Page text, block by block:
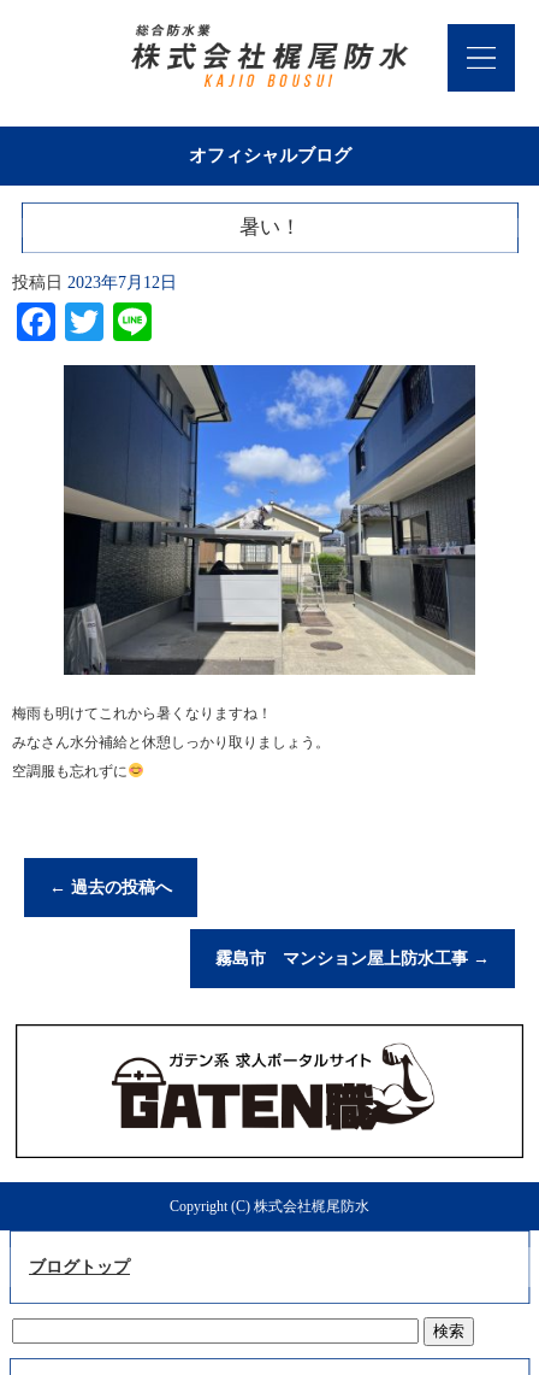
オフィシャルブログ
暑い！
投稿日 2023年7月12日
Facebook
Twitter
梅雨も明けてこれから暑くなりますね！
みなさん水分補給と休憩しっかり取りましょう。
空調服も忘れずに
← 過去の投稿へ
霧島市 マンション屋上防水工事 →
Copyright (C) 株式会社梶尾防水
ブログトップ